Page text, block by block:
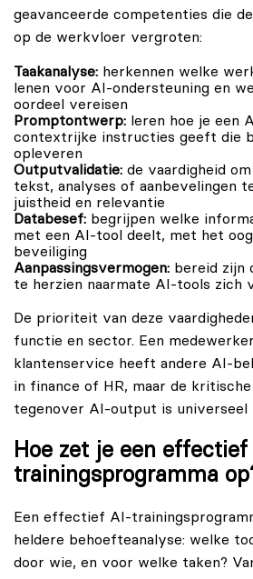
geavanceerde competenties die
op de werkvloer vergroten:
Taakanalyse: herkennen welke
lenen voor AI-ondersteuning en
oordeel vereisen
Promptontwerp: leren hoe je een
contextrijke instructies geeft die
opleveren
Outputvalidatie: de vaardigheid
tekst, analyses of aanbevelingen
juistheid en relevantie
Databesef: begrijpen welke
met een AI-tool deelt, met het
beveiliging
Aanpassingsvermogen: bereid zijn
te herzien naarmate AI-tools zich
De prioriteit van deze
functie en sector. Een
klantenservice heeft andere AI-
in finance of HR, maar de kritische
tegenover AI-output is universeel
Hoe zet je een
trainingsprogramma
Een effectief AI-
heldere behoefteanalyse: welke
door wie, en voor welke taken?